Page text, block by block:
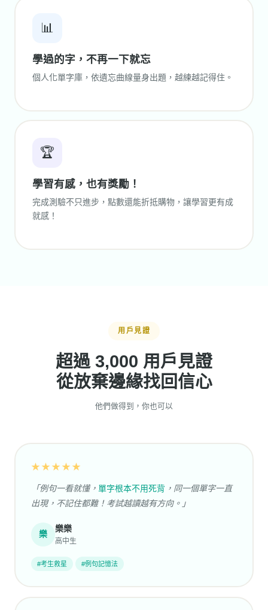
📊
學過的字，不再一下就忘
個人化單字庫，依遺忘曲線量身出題，越練越記得住。
🏆
學習有感，也有獎勵！
完成測驗不只進步，點數還能折抵購物，讓學習更有成
就感！
用戶見證
超過 3,000 用戶見證
從放棄邊緣找回信心
他們做得到，你也可以
★★★★★
「例句一看就懂， 單字根本不用死背，同一個單字一直
出現，不記住都難！考試越讀越有方向。」
樂
樂樂
高中生
#考生救星 #例句記憶法